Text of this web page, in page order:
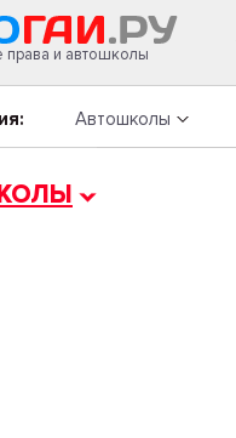
права и автошколы
Автошколы